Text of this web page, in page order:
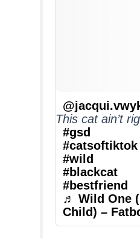
This cat ain’t
#gsd
#catsoftiktok
#wild
#blackcat
#bestfriend
♬ Wild One
Child) –